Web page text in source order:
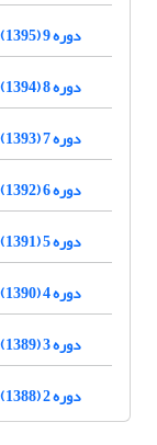
دوره 9 (1395)
دوره 8 (1394)
دوره 7 (1393)
دوره 6 (1392)
دوره 5 (1391)
دوره 4 (1390)
دوره 3 (1389)
دوره 2 (1388)